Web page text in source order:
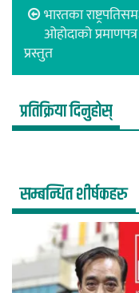
भारतका
ओहोदाको प्रमाणपत्र
प्रस्तुत
प्रतिक्रिया दिनुहोस्
सम्बन्धित शीर्षकहरु